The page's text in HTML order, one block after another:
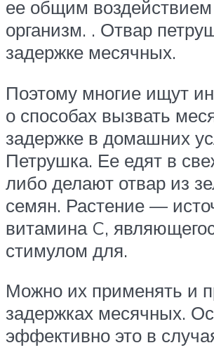
ее общим
организм. . Отвар
задержке месячных.
Поэтому многие ищут
о способах вызвать
задержке в домашних
Петрушка. Ее едят в
либо делают отвар из
семян. Растение —
витамина C,
стимулом для.
Можно их применять и
задержках месячных.
эффективно это в